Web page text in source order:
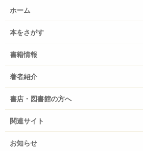
ホーム
本をさがす
書籍情報
著者紹介
書店・図書館の方へ
関連サイト
お知らせ